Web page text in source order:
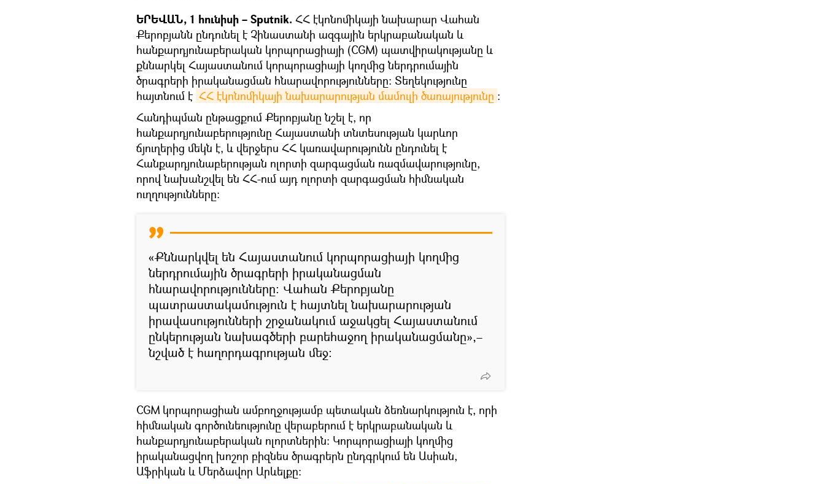
ԵՐԵՎԱՆ, 1 հունիսի – Sputnik. ՀՀ էկոնոմիկայի նախարար Վահան
Քերոբյանն ընդունել է Չինաստանի ազգային երկրաբանական և
հանքարդյունաբերական կորպորացիայի (CGM) պատվիրակությանը և
քննարկել Հայաստանում կորպորացիայի կողմից ներդրումային
ծրագրերի իրականացման հնարավորությունները։ Տեղեկությունը
հայտնում է ՀՀ էկոնոմիկայի նախարարության մամուլի ծառայությունը ։
Հանդիպման ընթացքում Քերոբյանը նշել է, որ
հանքարդյունաբերությունը Հայաստանի տնտեսության կարևոր
ճյուղերից մեկն է, և վերջերս ՀՀ կառավարությունն ընդունել է
Հանքարդյունաբերության ոլորտի զարգացման ռազմավարությունը,
որով նախանշվել են ՀՀ-ում այդ ոլորտի զարգացման հիմնական
ուղղությունները։
«Քննարկվել են Հայաստանում կորպորացիայի կողմից
ներդրումային ծրագրերի իրականացման
հնարավորությունները։ Վահան Քերոբյանը
պատրաստակամություն է հայտնել նախարարության
իրավասությունների շրջանակում աջակցել Հայաստանում
ընկերության նախագծերի բարեհաջող իրականացմանը»,–
նշված է հաղորդագրության մեջ։
CGM կորպորացիան ամբողջությամբ պետական ձեռնարկություն է, որի
հիմնական գործունեությունը վերաբերում է երկրաբանական և
հանքարդյունաբերական ոլորտներին։ Կորպորացիայի կողմից
իրականացվող խոշոր բիզնես ծրագրերն ընդգրկում են Ասիան,
Աֆրիկան և Մերձավոր Արևելքը: